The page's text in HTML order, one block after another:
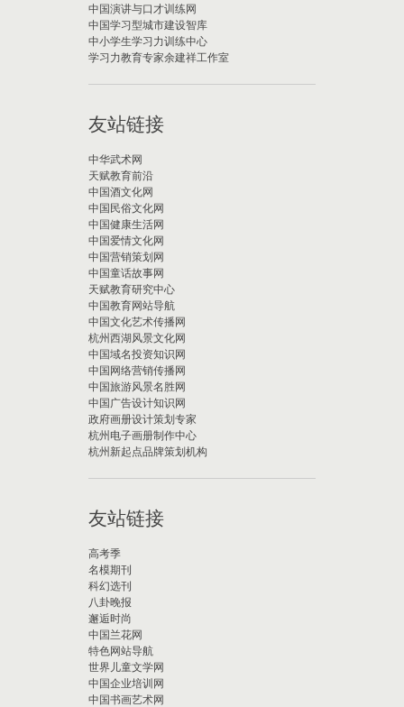
中国演讲与口才训练网
中国学习型城市建设智库
中小学生学习力训练中心
学习力教育专家余建祥工作室
友站链接
中华武术网
天赋教育前沿
中国酒文化网
中国民俗文化网
中国健康生活网
中国爱情文化网
中国营销策划网
中国童话故事网
天赋教育研究中心
中国教育网站导航
中国文化艺术传播网
杭州西湖风景文化网
中国域名投资知识网
中国网络营销传播网
中国旅游风景名胜网
中国广告设计知识网
政府画册设计策划专家
杭州电子画册制作中心
杭州新起点品牌策划机构
友站链接
高考季
名模期刊
科幻选刊
八卦晚报
邂逅时尚
中国兰花网
特色网站导航
世界儿童文学网
中国企业培训网
中国书画艺术网